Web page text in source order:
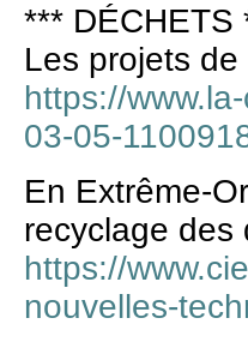
*** DÉCHETS
Les projets
https://
03-05-
En Extrême-
recyclage des
https://
nouvelles-